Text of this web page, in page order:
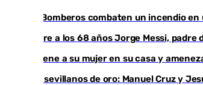
Los Bomberos combaten un incendio
Muere a los 68 años Jorge Messi,
Retiene a su mujer en su casa y
Dos sevillanos de oro: Manuel Cruz y